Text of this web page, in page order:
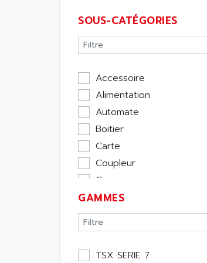
SOUS-CATÉGORIES
Accessoire
Alimentation
Automate
Boitier
Carte
Coupleur
Cpu
Ecran
Entrée / Sortie
Memoire
Module Métier
GAMMES
TSX SERIE 7